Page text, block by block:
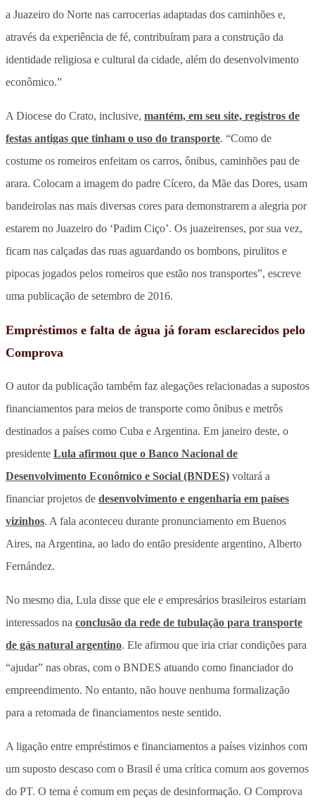
a Juazeiro do Norte nas carrocerias adaptadas dos caminhões e,
através da experiência de fé, contribuíram para a construção da
identidade religiosa e cultural da cidade, além do desenvolvimento
econômico.”
A Diocese do Crato, inclusive, mantém, em seu site, registros de
festas antigas que tinham o uso do transporte. “Como de
costume os romeiros enfeitam os carros, ônibus, caminhões pau de
arara. Colocam a imagem do padre Cícero, da Mãe das Dores, usam
bandeirolas nas mais diversas cores para demonstrarem a alegria por
estarem no Juazeiro do ‘Padim Ciço’. Os juazeirenses, por sua vez,
ficam nas calçadas das ruas aguardando os bombons, pirulitos e
pipocas jogados pelos romeiros que estão nos transportes”, escreve
uma publicação de setembro de 2016.
Empréstimos e falta de água já foram esclarecidos pelo
Comprova
O autor da publicação também faz alegações relacionadas a supostos
financiamentos para meios de transporte como ônibus e metrôs
destinados a países como Cuba e Argentina. Em janeiro deste, o
presidente Lula afirmou que o Banco Nacional de
Desenvolvimento Econômico e Social (BNDES) voltará a
financiar projetos de desenvolvimento e engenharia em países
vizinhos. A fala aconteceu durante pronunciamento em Buenos
Aires, na Argentina, ao lado do então presidente argentino, Alberto
Fernández.
No mesmo dia, Lula disse que ele e empresários brasileiros estariam
interessados na conclusão da rede de tubulação para transporte
de gás natural argentino. Ele afirmou que iria criar condições para
“ajudar” nas obras, com o BNDES atuando como financiador do
empreendimento. No entanto, não houve nenhuma formalização
para a retomada de financiamentos neste sentido.
A ligação entre empréstimos e financiamentos a países vizinhos com
um suposto descaso com o Brasil é uma crítica comum aos governos
do PT. O tema é comum em peças de desinformação. O Comprova